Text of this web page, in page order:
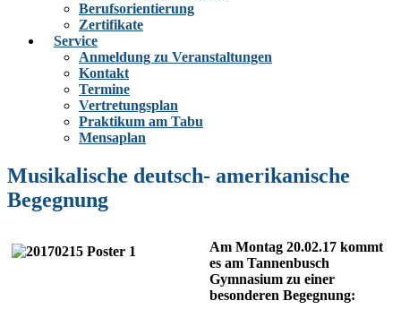
Berufsorientierung
Zertifikate
Service
Anmeldung zu Veranstaltungen
Kontakt
Termine
Vertretungsplan
Praktikum am Tabu
Mensaplan
Musikalische deutsch- amerikanische
Begegnung
Am Montag 20.02.17 kommt
es am Tannenbusch
Gymnasium zu einer
besonderen Begegnung: